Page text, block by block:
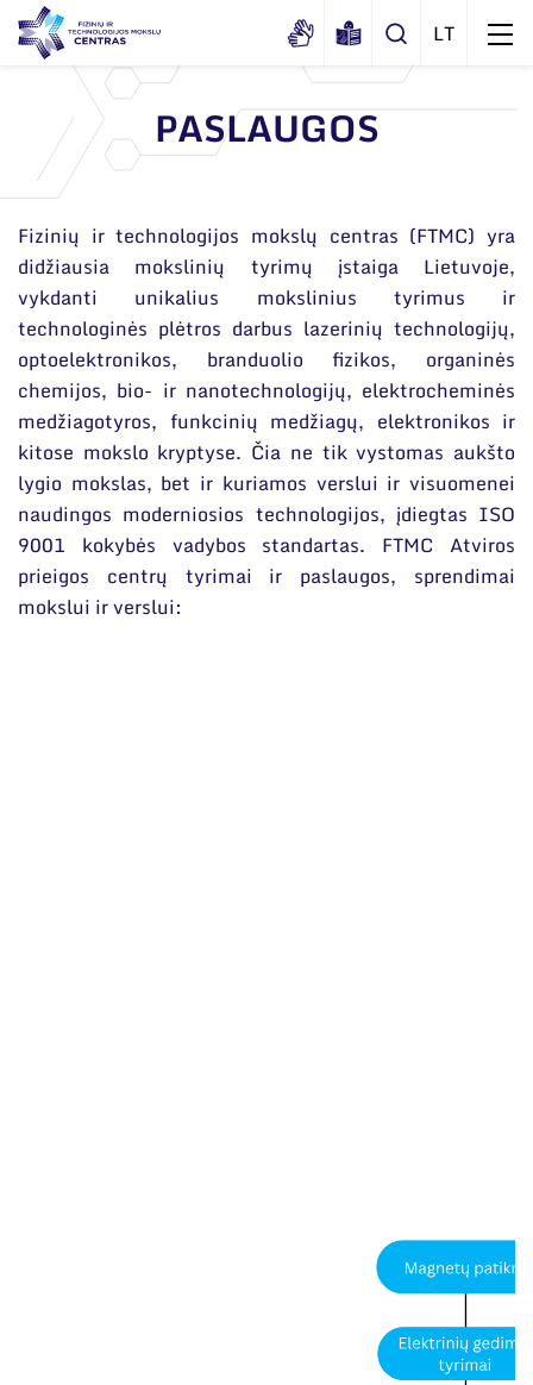
Apie mus
Sertifikatai ir akreditavimo pažymėjimai
Viešieji pirkimai
Korupcijos prevencija
Duomenų apsauga
Darbuotojams
Nuorodos
Narystė nacionalinėse ir tarptautinėse
organizacijose bei asociacijose
Administracija
Administraciniai skyriai
Moksliniai skyriai
Mokslo taryba
Tarptautinė patarėjų taryba
Mokslininkai emeritai
Naujienos
Renginiai
Tinklalaidės
Leidiniai
Bendri rekvizitai
Administracija
Darbuotojų kontaktai
PASLAUGOS
Fizinių ir technologijos mokslų centras (FTMC) yra
didžiausia mokslinių tyrimų įstaiga Lietuvoje,
vykdanti unikalius mokslinius tyrimus ir
technologinės plėtros darbus lazerinių technologijų,
optoelektronikos, branduolio fizikos, organinės
chemijos, bio- ir nanotechnologijų, elektrocheminės
medžiagotyros, funkcinių medžiagų, elektronikos ir
kitose mokslo kryptyse. Čia ne tik vystomas aukšto
lygio mokslas, bet ir kuriamos verslui ir visuomenei
naudingos moderniosios technologijos, įdiegtas ISO
9001 kokybės vadybos standartas. FTMC Atviros
prieigos centrų tyrimai ir paslaugos, sprendimai
mokslui ir verslui: